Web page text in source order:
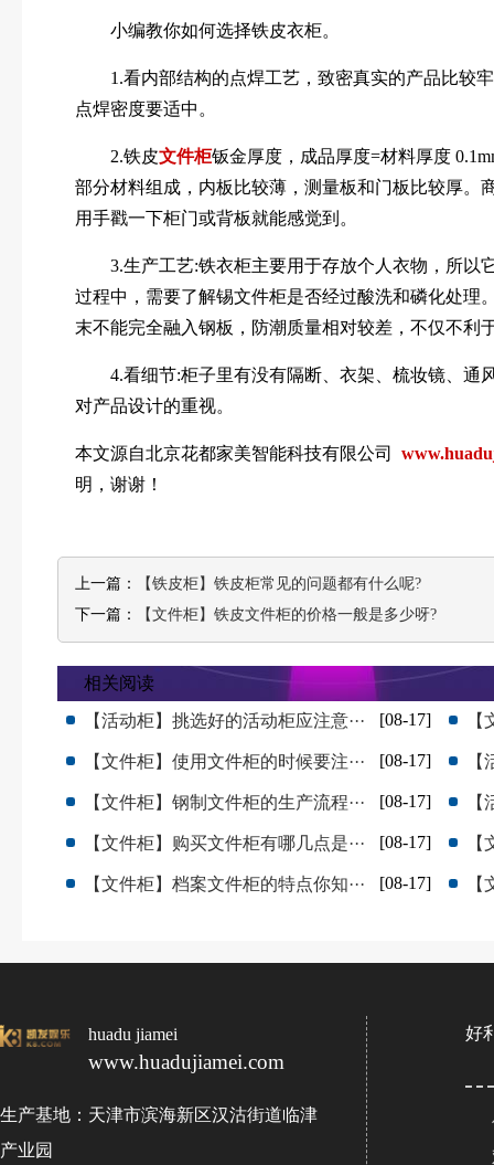
小编教你如何选择铁皮衣柜。
1.看内部结构的点焊工艺，致密真实的产品比较牢
点焊密度要适中。
2.铁皮文件柜钣金厚度，成品厚度=材料厚度
部分材料组成，内板比较薄，测量板和门板比较厚。
用手戳一下柜门或背板就能感觉到。
3.生产工艺:铁衣柜主要用于存放个人衣物，所以
过程中，需要了解锡文件柜是否经过酸洗和磷化处理
末不能完全融入钢板，防潮质量相对较差，不仅不利
4.看细节:柜子里有没有隔断、衣架、梳妆镜、通
对产品设计的重视。
本文源自北京花都家美智能科技有限公司
明，谢谢！
上一篇：
【铁皮柜】铁皮柜常见的问题都有什么呢?
下一篇：
【文件柜】铁皮文件柜的价格一般是多少呀?
相关阅读
【活动柜】挑选好的活动柜应注意···
[08-17]
【文件柜】使用文件柜的时候要注··· [08-17]
【文件柜】钢制文件柜的生产流程··· [08-17]
【文件柜】购买文件柜有哪几点是··· [08-17]
【文件柜】档案文件柜的特点你知··· [08-17]
huadu jiamei
www.huadujiamei.com
生产基地：天津市滨海新区汉沽街道临津
产业园
好